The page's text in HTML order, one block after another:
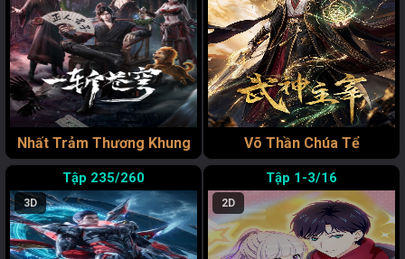
Nhất Trảm Thương Khung Võ Thần Chúa Tể
235/260
3D
1-3/16
2D